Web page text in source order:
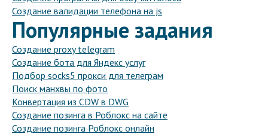
Создание валидации телефона на js
Популярные задания
Создание proxy telegram
Создание бота для Яндекс услуг
Подбор socks5 прокси для телеграм
Поиск манхвы по фото
Конвертация из CDW в DWG
Создание позинга в Роблокс на сайте
Создание позинга Роблокс онлайн